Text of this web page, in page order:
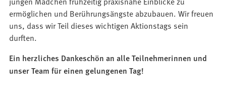
ermöglichen und Berührungsängste abzubauen. Wir freuen
uns, dass wir Teil dieses wichtigen Aktionstags sein
durften.
Ein herzliches Dankeschön an alle Teilnehmerinnen und
unser Team für einen gelungenen Tag!